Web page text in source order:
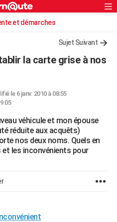
et démarches
Sujet Suivant
la carte grise à nos
le 6 janv. 2010 à 08:55
véhicule et mon épouse
réduite aux acquêts)
nos deux noms. Quels en
les inconvénients pour